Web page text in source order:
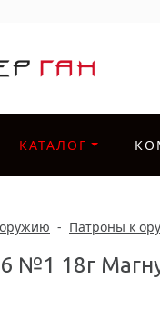
КАТАЛОГ
- Патроны к
№1 18г